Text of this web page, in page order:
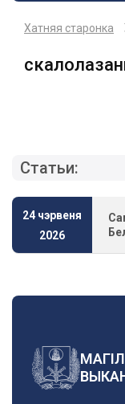
Хатняя старонка
Статьи:
24 чэрвеня
2026